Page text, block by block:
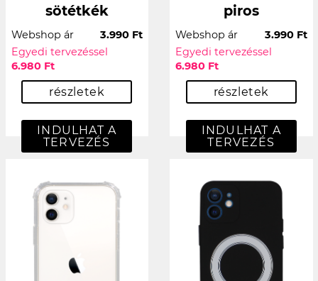
sötétkék
Webshop ár
3.990 Ft
Egyedi tervezéssel
6.980 Ft
részletek
INDULHAT A
TERVEZÉS
piros
Webshop ár
3.990 Ft
Egyedi tervezéssel
6.980 Ft
részletek
INDULHAT A
TERVEZÉS